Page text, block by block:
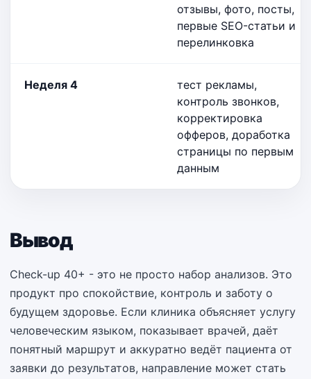
отзывы, фото, посты,
первые SEO-статьи и
перелинковка
Неделя 4
тест рекламы,
контроль звонков,
корректировка
офферов, доработка
страницы по первым
данным
Вывод
Check-up 40+ - это не просто набор анализов. Это
продукт про спокойствие, контроль и заботу о
будущем здоровье. Если клиника объясняет услугу
человеческим языком, показывает врачей, даёт
понятный маршрут и аккуратно ведёт пациента от
заявки до результатов, направление может стать